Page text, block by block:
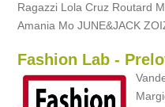
Ragazzi Lola Cruz Routard
Amania Mo JUNE&JACK
Fashion Lab -